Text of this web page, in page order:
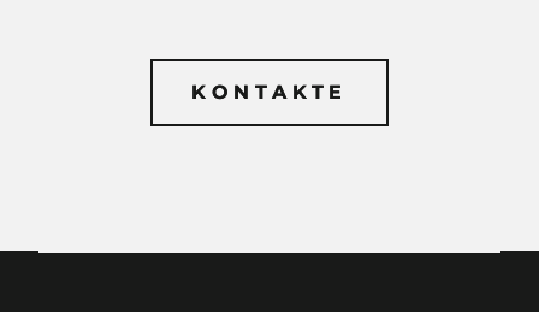
KONTAKTE
KONTAKTE